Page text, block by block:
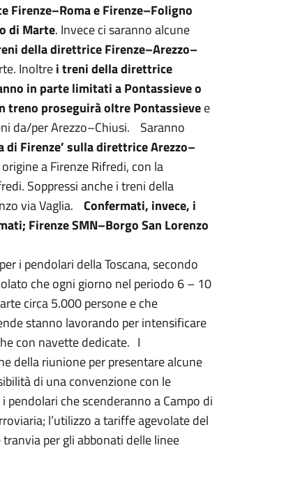
e Firenze–Foligno
di Marte. Invece ci saranno alcune
della direttrice Firenze–Arezzo–
Inoltrei treni della direttrice
in parte limitati a Pontassieve o
treno proseguirà oltre Pontassievee
da/per Arezzo–Chiusi. Saranno
Firenze’ sulla direttrice Arezzo–
a Firenze Rifredi, con la
Soppressi anche i treni della
via Vaglia. Confermati, invece, i
Firenze SMN–Borgo San Lorenzo
i pendolari della Toscana, secondo
che ogni giorno nel periodo 6 – 10
circa 5.000 persone e che
stanno lavorando per intensificare
con navette dedicate. I
della riunione per presentare alcune
di una convenzione con le
che scenderanno a Campo di
l’utilizzo a tariffe agevolate del
per gli abbonati delle linee